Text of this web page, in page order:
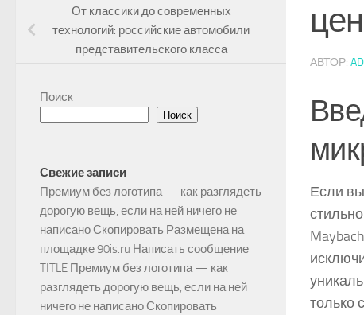
АВТОР:
Если
только
От классики до современных
технологий: российские автомобили
представительского класса
Поиск
Поиск
Свежие записи
Премиум без логотипа — как разглядеть
дорогую вещь, если на ней ничего не
написано Скопировать Размещена на
площадке 90is.ru Написать сообщение
TITLE Премиум без логотипа — как
разглядеть дорогую вещь, если на ней
ничего не написано Скопировать